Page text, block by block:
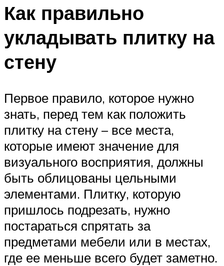
Как правильно
укладывать плитку на
стену
Первое правило, которое нужно
знать, перед тем как положить
плитку на стену – все места,
которые имеют значение для
визуального восприятия, должны
быть облицованы цельными
элементами. Плитку, которую
пришлось подрезать, нужно
постараться спрятать за
предметами мебели или в местах,
где ее меньше всего будет заметно.